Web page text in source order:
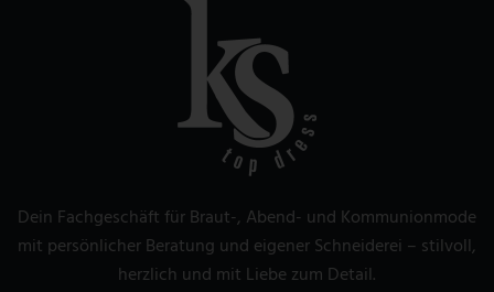
Dein Fachgeschäft für Braut-, Abend- und Kommunionmode
mit persönlicher Beratung und eigener Schneiderei – stilvoll,
herzlich und mit Liebe zum Detail.